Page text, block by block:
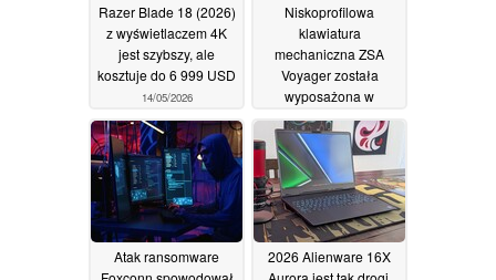
Razer Blade 18 (2026)
z wyświetlaczem 4K
jest szybszy, ale
kosztuje do 6 999 USD
14/05/2026
Niskoprofilowa
klawiatura
mechaniczna ZSA
Voyager została
wyposażona w
wielodotykowy
touchpad z
kompatybilnością
wsteczną14/05/2026
Atak ransomware
2026 Alienware 16X